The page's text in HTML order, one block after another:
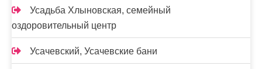
Усадьба Хлыновская, семейный
оздоровительный центр
Усачевский, Усачевские бани